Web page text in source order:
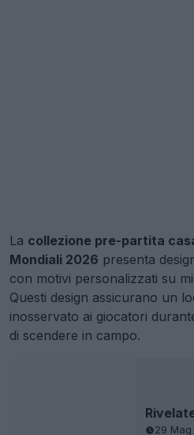
La collezione pre-partita
Mondiali 2026 presenta
con motivi personalizzati su
Questi design assicurano un
inosservato ai giocatori
di scendere in campo.